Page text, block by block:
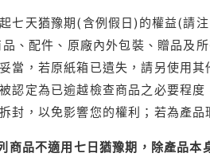
七天猶豫期(含例假日)的權益(請
、配件、原廠內外包裝、贈品及
當，若原紙箱已遺失，請另使用
認定為已逾越檢查商品之必要程
封，以免影響您的權利；若為產
品不適用七日猶豫期，除產品本